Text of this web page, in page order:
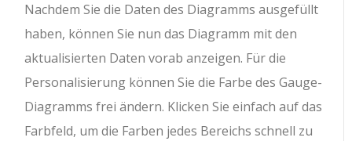
Nachdem Sie die Daten des Diagramms ausgefüllt
haben, können Sie nun das Diagramm mit den
aktualisierten Daten vorab anzeigen. Für die
Personalisierung können Sie die Farbe des Gauge-
Diagramms frei ändern. Klicken Sie einfach auf das
Farbfeld, um die Farben jedes Bereichs schnell zu